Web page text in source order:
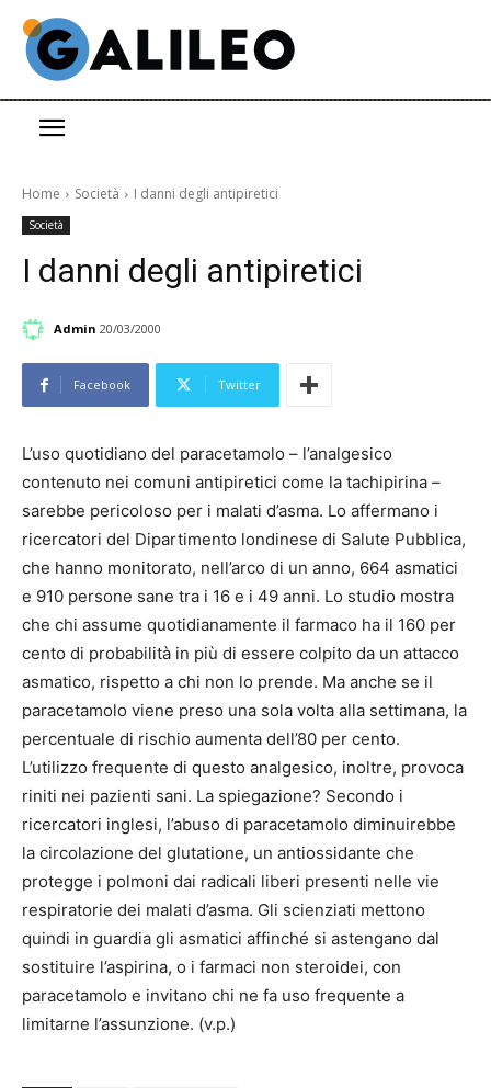
Home Società I danni degli antipiretici
Società
I danni degli antipiretici
Admin 20/03/2000
Facebook Twitter
L’uso quotidiano del paracetamolo – l’analgesico
contenuto nei comuni antipiretici come la tachipirina –
sarebbe pericoloso per i malati d’asma. Lo affermano i
ricercatori del Dipartimento londinese di Salute Pubblica,
che hanno monitorato, nell’arco di un anno, 664 asmatici
e 910 persone sane tra i 16 e i 49 anni. Lo studio mostra
che chi assume quotidianamente il farmaco ha il 160 per
cento di probabilità in più di essere colpito da un attacco
asmatico, rispetto a chi non lo prende. Ma anche se il
paracetamolo viene preso una sola volta alla settimana, la
percentuale di rischio aumenta dell’80 per cento.
L’utilizzo frequente di questo analgesico, inoltre, provoca
riniti nei pazienti sani. La spiegazione? Secondo i
ricercatori inglesi, l’abuso di paracetamolo diminuirebbe
la circolazione del glutatione, un antiossidante che
protegge i polmoni dai radicali liberi presenti nelle vie
respiratorie dei malati d’asma. Gli scienziati mettono
quindi in guardia gli asmatici affinché si astengano dal
sostituire l’aspirina, o i farmaci non steroidei, con
paracetamolo e invitano chi ne fa uso frequente a
limitarne l’assunzione. (v.p.)